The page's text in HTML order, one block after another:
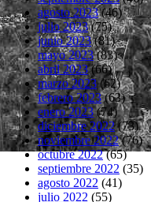
agosto 2023(46)
julio 2023(75)
junio 2023(81)
mayo 2023(83)
abril 2023(66)
marzo 2023(62)
febrero 2023(63)
enero 2023(74)
diciembre 2022(73)
noviembre 2022(76)
octubre 2022(65)
septiembre 2022 (35)
agosto 2022 (41)
julio 2022 (55)